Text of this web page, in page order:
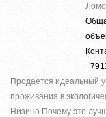
Продается идеальный
проживания в
Низино.Почему это